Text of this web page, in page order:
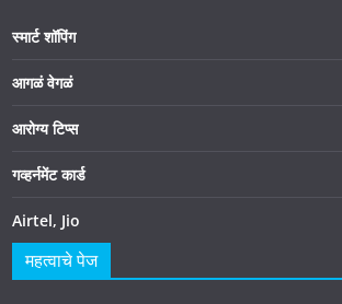
स्मार्ट शॉपिंग
आगळं वेगळं
आरोग्य टिप्स
गव्हर्नमेंट कार्ड
Airtel, Jio
महत्वाचे पेज